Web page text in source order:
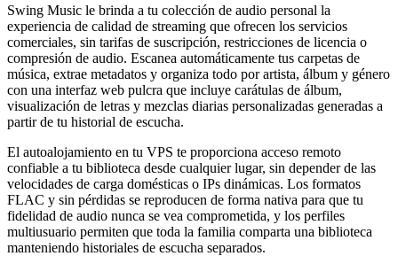
Swing Music le brinda a tu colección de audio personal la
experiencia de calidad de streaming que ofrecen los servicios
comerciales, sin tarifas de suscripción, restricciones de licencia o
compresión de audio. Escanea automáticamente tus carpetas de
música, extrae metadatos y organiza todo por artista, álbum y género
con una interfaz web pulcra que incluye carátulas de álbum,
visualización de letras y mezclas diarias personalizadas generadas a
partir de tu historial de escucha.
El autoalojamiento en tu VPS te proporciona acceso remoto
confiable a tu biblioteca desde cualquier lugar, sin depender de las
velocidades de carga domésticas o IPs dinámicas. Los formatos
FLAC y sin pérdidas se reproducen de forma nativa para que tu
fidelidad de audio nunca se vea comprometida, y los perfiles
multiusuario permiten que toda la familia comparta una biblioteca
manteniendo historiales de escucha separados.